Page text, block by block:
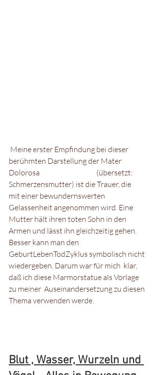
berühmten Darstellung der Mater
Dolorosa                                       (übersetzt:
Schmerzensmutter) ist die Trauer, die
mit einer bewundernswerten
Gelassenheit angenommen wird. Eine
Mutter hält ihren toten Sohn in den
Armen und lässt ihn gleichzeitig gehen.
Besser kann man den
GeburtLebenTodZyklus symbolisch nicht
wiedergeben. Darum war für mich  klar,
daß ich diese Marmorstatue als Vorlage
zu meiner  Auseinandersetzung zu diesen
Thema verwenden werde.
Blut , Wasser, Wurzeln und